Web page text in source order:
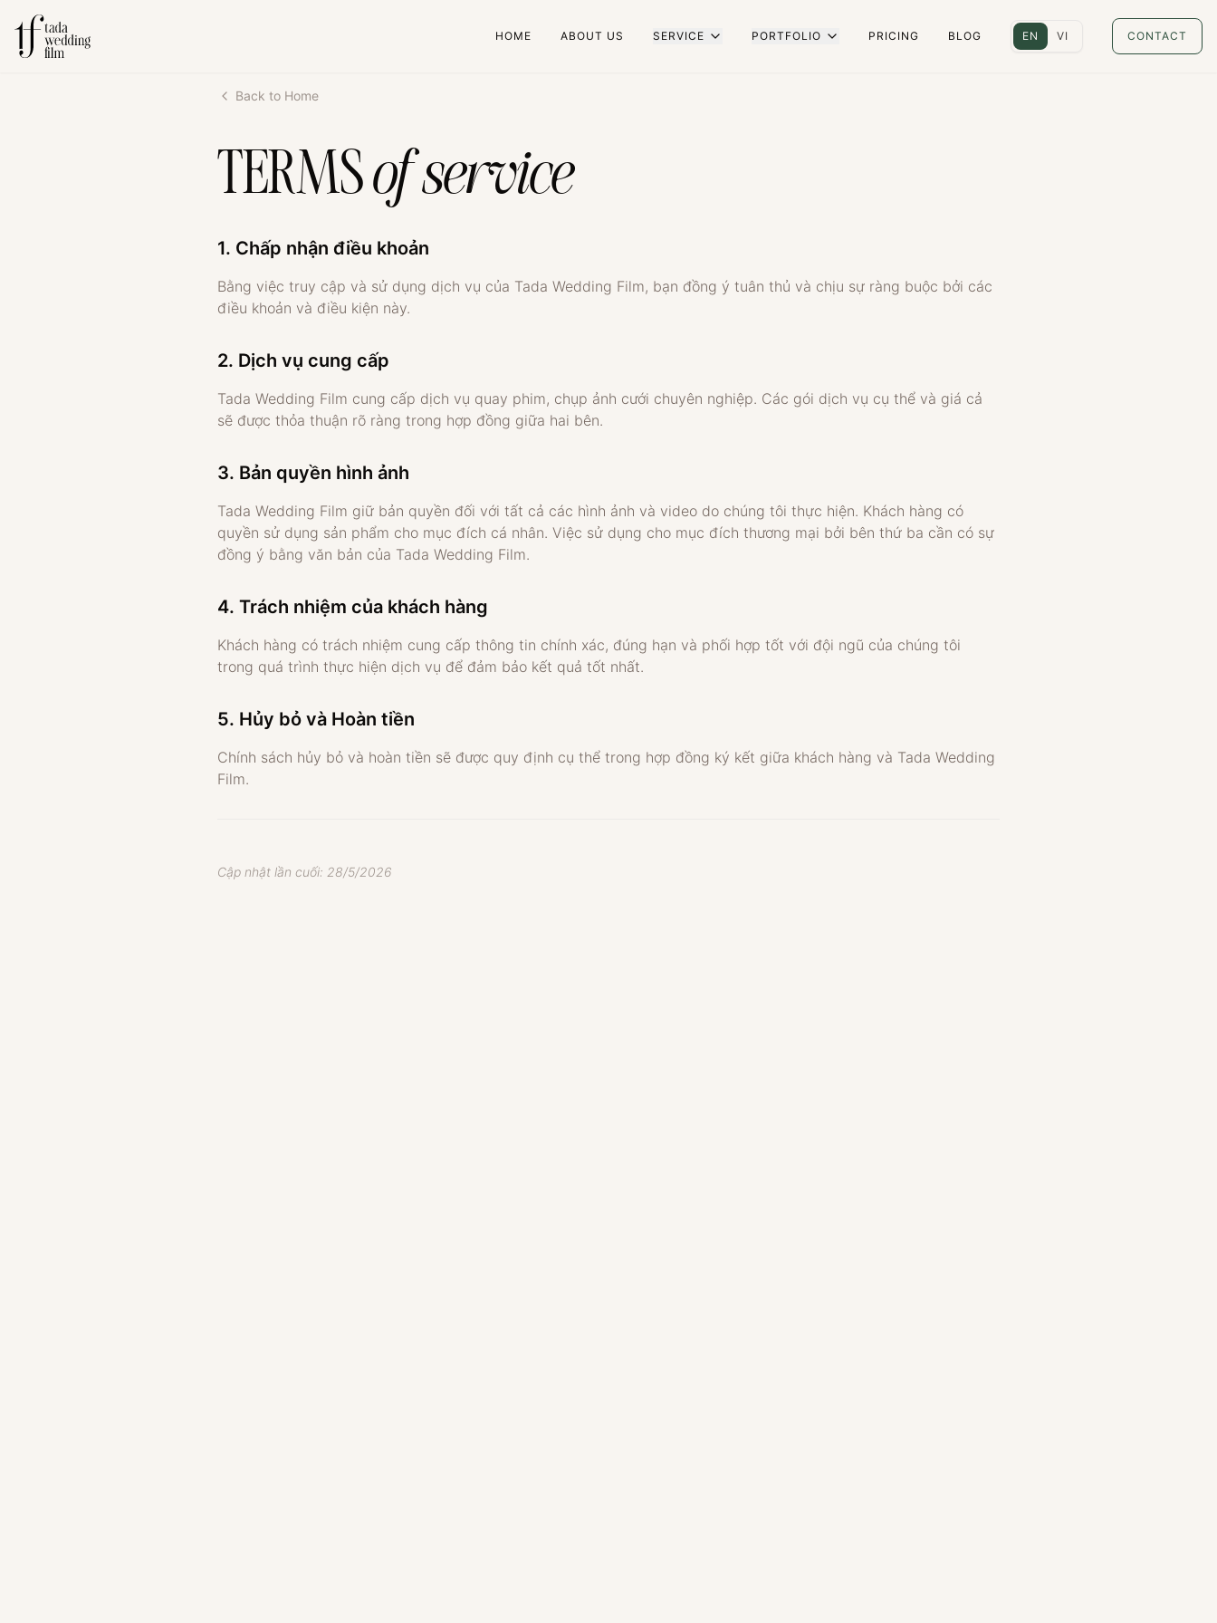
HOME ABOUT US SERVICE PORTFOLIO PRICING BLOG EN VI CONTACT
Back to Home
TERMSof service
1. Chấp nhận điều khoản
Bằng việc truy cập và sử dụng dịch vụ của Tada Wedding Film, bạn đồng ý tuân thủ và chịu sự ràng buộc bởi các
điều khoản và điều kiện này.
2. Dịch vụ cung cấp
Tada Wedding Film cung cấp dịch vụ quay phim, chụp ảnh cưới chuyên nghiệp. Các gói dịch vụ cụ thể và giá cả
sẽ được thỏa thuận rõ ràng trong hợp đồng giữa hai bên.
3. Bản quyền hình ảnh
Tada Wedding Film giữ bản quyền đối với tất cả các hình ảnh và video do chúng tôi thực hiện. Khách hàng có
quyền sử dụng sản phẩm cho mục đích cá nhân. Việc sử dụng cho mục đích thương mại bởi bên thứ ba cần có sự
đồng ý bằng văn bản của Tada Wedding Film.
4. Trách nhiệm của khách hàng
Khách hàng có trách nhiệm cung cấp thông tin chính xác, đúng hạn và phối hợp tốt với đội ngũ của chúng tôi
trong quá trình thực hiện dịch vụ để đảm bảo kết quả tốt nhất.
5. Hủy bỏ và Hoàn tiền
Chính sách hủy bỏ và hoàn tiền sẽ được quy định cụ thể trong hợp đồng ký kết giữa khách hàng và Tada Wedding
Film.
Cập nhật lần cuối: 28/5/2026